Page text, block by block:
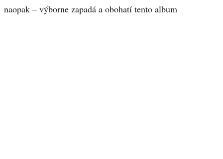
naopak – výborne zapadá a obohatí tento album